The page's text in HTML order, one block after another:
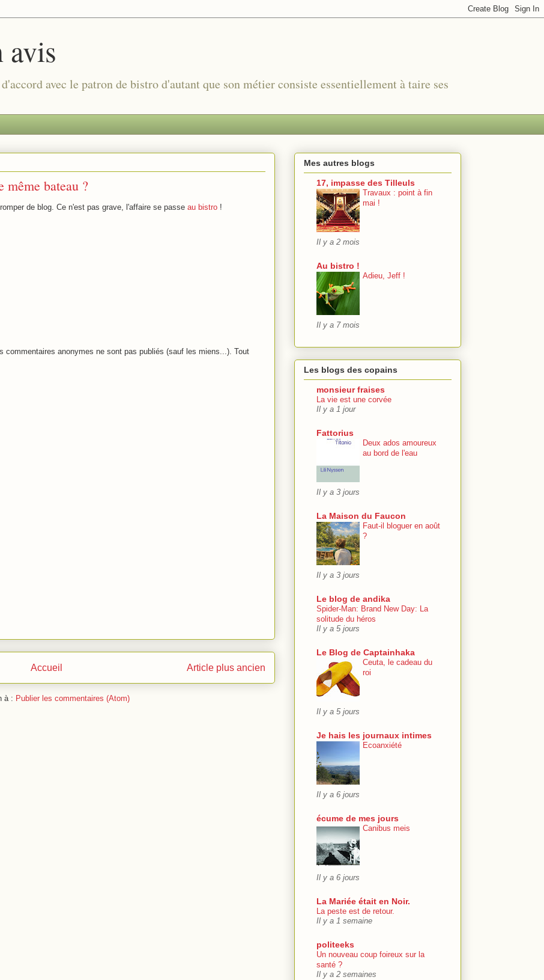
avis
avec le patron de bistro d'autant que son métier consiste essentiellement à taire ses
même bateau ?
de blog. Ce n'est pas grave, l'affaire se passe au bistro !
commentaires anonymes ne sont pas publiés (sauf les miens...). Tout
Article plus ancien
Accueil
à : Publier les commentaires (Atom)
Mes autres blogs
17, impasse des Tilleuls
Travaux : point à fin
mai !
Il y a 2 mois
Au bistro !
Adieu, Jeff !
Il y a 7 mois
Les blogs des copains
monsieur fraises
La vie est une corvée
Il y a 1 jour
Fattorius
Deux ados amoureux
au bord de l'eau
Il y a 3 jours
La Maison du Faucon
Faut-il bloguer en août
?
Il y a 3 jours
Le blog de andika
Spider-Man: Brand New Day: La
solitude du héros
Il y a 5 jours
Le Blog de Captainhaka
Ceuta, le cadeau du
roi
Il y a 5 jours
Je hais les journaux intimes
Ecoanxiété
Il y a 6 jours
écume de mes jours
Canibus meis
Il y a 6 jours
La Mariée était en Noir.
La peste est de retour.
Il y a 1 semaine
politeeks
Un nouveau coup foireux sur la
santé ?
Il y a 2 semaines